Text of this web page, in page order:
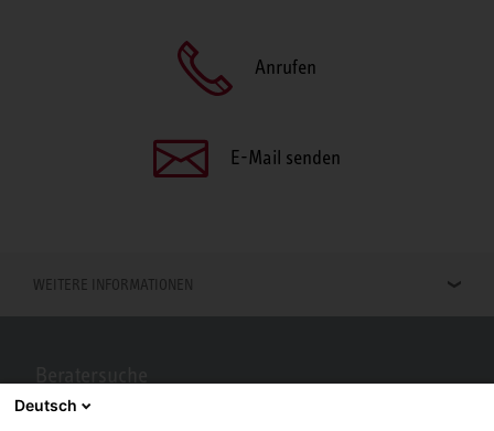
Anrufen
E-Mail senden
WEITERE INFORMATIONEN
Berater in Ihrer Nähe gesucht? Mit STIEBEL ELTRON kein Problem.
Deutsch